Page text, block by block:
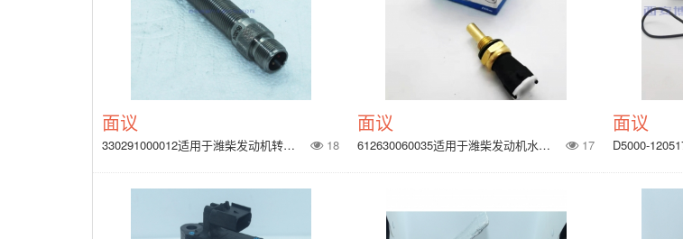
面议
330291000012适用于潍柴发动机转速传感器 18
面议
612630060035适用于潍柴发动机水温传感器 17
面议